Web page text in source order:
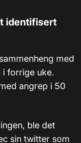
identifisert
med
i forrige uke.
angrep i 50
ble det
sin twitter som